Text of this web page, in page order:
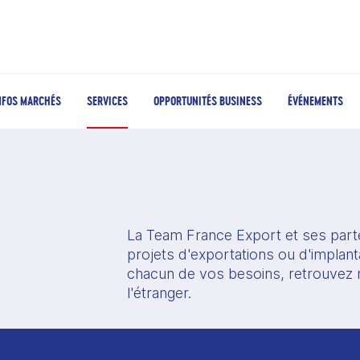
MARCHÉS SERVICES OPPORTUNITÉS BUSINESS ÉVÉNEMENTS
La Team France Export et ses
projets d'exportations ou
chacun de vos besoins, retrouvez
l'étranger.